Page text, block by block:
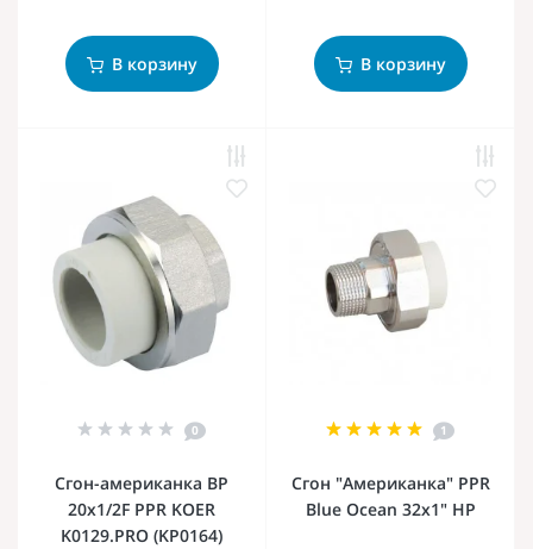
В корзину В корзину
0
Сгон-американка ВР
20x1/2F PPR KOER
K0129.PRO (KP0164)
1
Сгон "Американка" PPR
Blue Ocean 32х1" НР